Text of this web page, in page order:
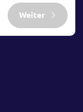
Weiter